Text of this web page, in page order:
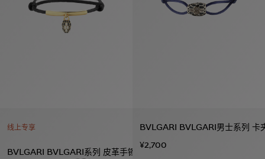
线上专享
BVLGARI BVLGARI系列 皮革手镯
BVLGARI BVLGARI男士系列 卡
¥2,700